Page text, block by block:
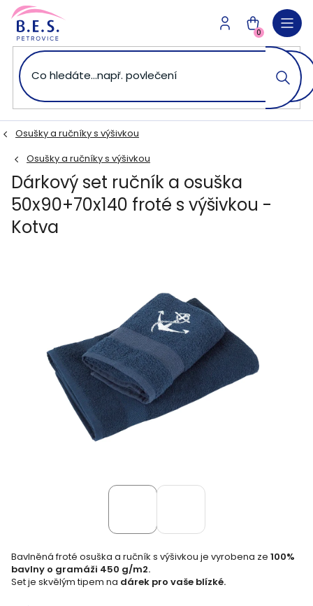
Přejít
obsah
NÁKUPNÍ
KOŠÍK
0
Osušky a ručníky s výšivkou
Osušky a ručníky s výšivkou
Dárkový set ručník a osuška
50x90+70x140 froté s výšivkou -
Kotva
Bavlněná froté osuška a ručník s výšivkou je vyrobena ze 100%
bavlny o gramáži 450 g/m2.
Set je skvělým tipem na dárek pro vaše blízké.